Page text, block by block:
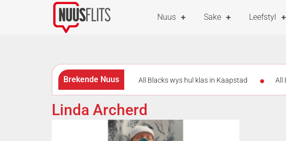
Nuus Sake Leefstyl
Brekende Nuus All Blacks wys hul klas in Kaapstad All
met strafdrie beloon
All Blacks skakel oor na ’n ander rat: Stormers
Linda Archerd